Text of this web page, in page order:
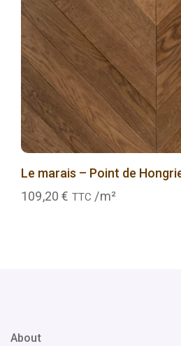
Le marais – Point de
109,20€ TTC /m²
About